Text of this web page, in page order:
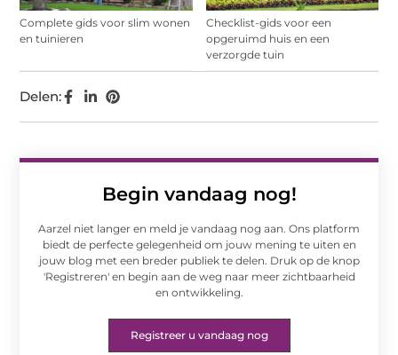
Complete gids voor slim wonen
en tuinieren
Checklist-gids voor een
opgeruimd huis en een
verzorgde tuin
Begin vandaag nog!
Aarzel niet langer en meld je vandaag nog aan. Ons platform
biedt de perfecte gelegenheid om jouw mening te uiten en
jouw blog met een breder publiek te delen. Druk op de knop
'Registreren' en begin aan de weg naar meer zichtbaarheid
en ontwikkeling.
Registreer u vandaag nog
Delen: